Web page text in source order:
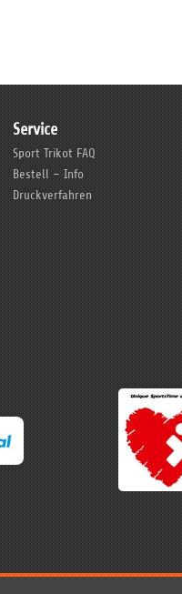
Service
Sport Trikot FAQ
Bestell – Info
Druckverfahren